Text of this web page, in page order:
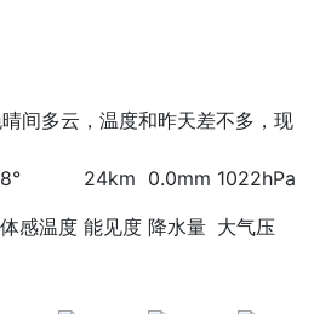
间多云，温度和昨天差不多，现
8°
体感温度
24km
能见度
0.0mm
降水量
1022hPa
大气压